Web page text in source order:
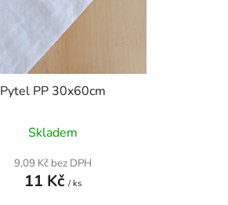
Pytel PP 30x60cm
Skladem
9,09 Kč bez DPH
11 Kč / ks